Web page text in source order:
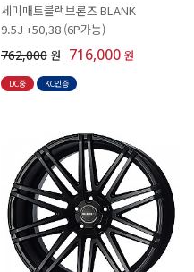
세미매트블랙브론즈 BLANK
9.5J +50,38 (6P가능)
762,000 원 716,000 원
DC중 KC인증